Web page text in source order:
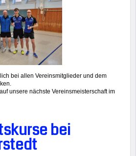
bei allen Vereinsmitglieder und dem
unsere nächste Vereinsmeisterschaft im
bei